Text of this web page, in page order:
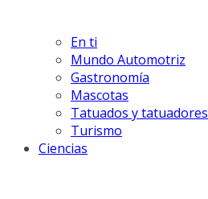
En ti
Mundo Automotriz
Gastronomía
Mascotas
Tatuados y tatuadores
Turismo
Ciencias